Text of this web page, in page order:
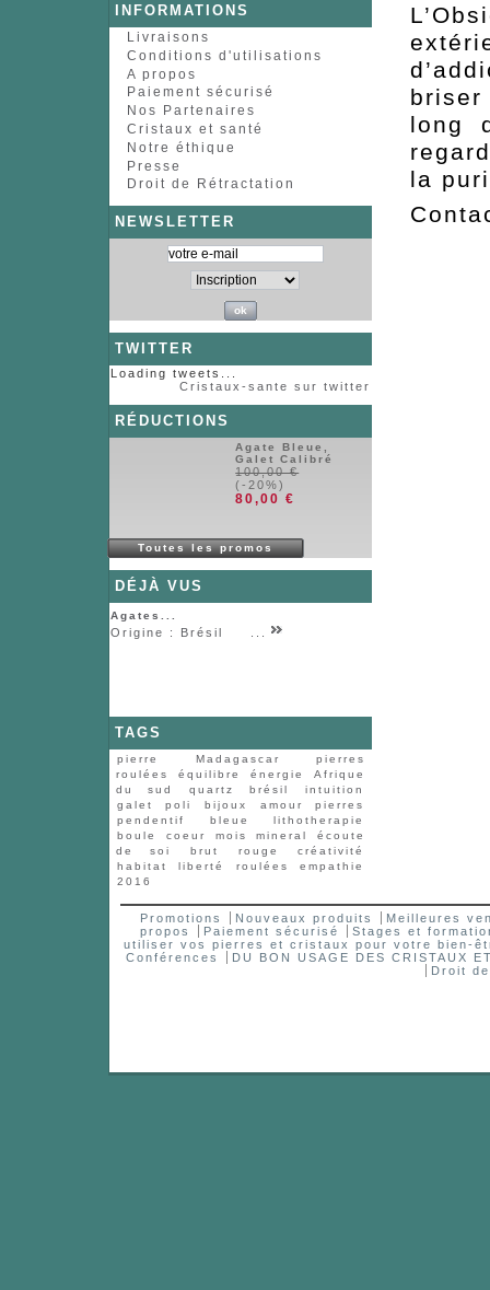
INFORMATIONS
Livraisons
Conditions d'utilisations
A propos
Paiement sécurisé
Nos Partenaires
Cristaux et santé
Notre éthique
Presse
Droit de Rétractation
NEWSLETTER
TWITTER
Loading tweets...
Cristaux-sante sur twitter
RÉDUCTIONS
Agate Bleue,
Galet Calibré
100,00 €
(-20%)
80,00 €
Toutes les promos
DÉJÀ VUS
Agates...
Origine : Brésil ...
TAGS
pierre Madagascar
pierres
roulées
équilibre énergie
Afrique
du sud
quartz brésil
intuition
galet
poli bijoux amour
pierres
pendentif
bleue
lithotherapie
boule
coeur mois mineral
écoute
de soi
brut rouge
créativité
habitat
liberté roulées
empathie
2016
long
la
Promotions Nouveaux produits
Meilleures
propos
Paiement sécurisé
Stages et
utiliser vos pierres et cristaux pour votre bien-
Conférences
DU BON USAGE DES CRISTAUX
Droit